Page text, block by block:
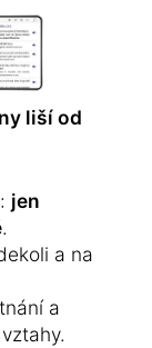
liší od
jen
.
a na
a